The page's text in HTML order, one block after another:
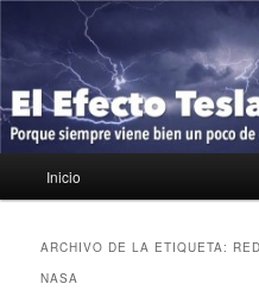
contenido
principal
contenido
secundario
El Efecto Tesla
Porque siempre viene bien un
principal
Inicio
ARCHIVO DE LA ETIQUETA:
NASA